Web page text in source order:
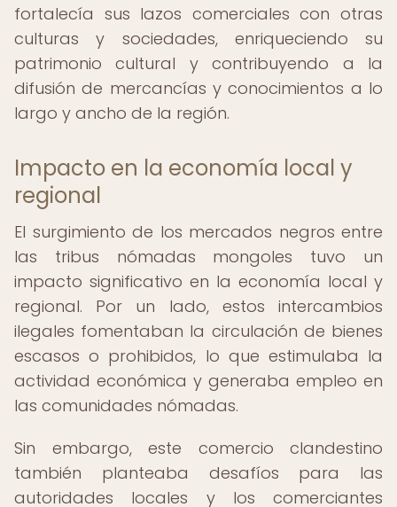
fortalecía sus lazos comerciales con otras
culturas y sociedades, enriqueciendo su
patrimonio cultural y contribuyendo a la
difusión de mercancías y conocimientos a lo
largo y ancho de la región.
Impacto en la economía local y
regional
El surgimiento de los mercados negros entre
las tribus nómadas mongoles tuvo un
impacto significativo en la economía local y
regional. Por un lado, estos intercambios
ilegales fomentaban la circulación de bienes
escasos o prohibidos, lo que estimulaba la
actividad económica y generaba empleo en
las comunidades nómadas.
Sin embargo, este comercio clandestino
también planteaba desafíos para las
autoridades locales y los comerciantes